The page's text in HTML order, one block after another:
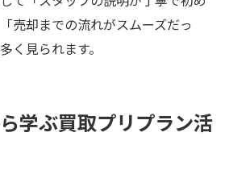
売却までの流れがスムーズだっ
く見られます。
学ぶ買取プリプラン活